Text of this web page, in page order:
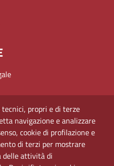
propri e di terze
navigazione e analizzare
cookie di profilazione e
di terzi per mostrare
delle attività di